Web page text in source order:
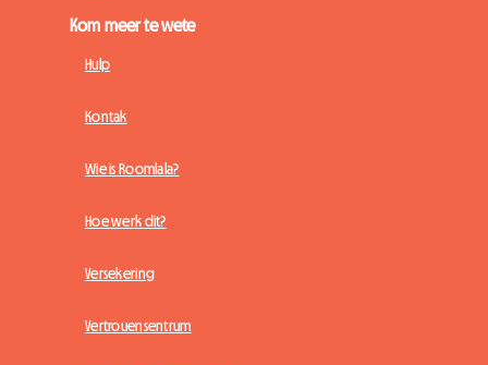
Kom meer te wete
Hulp
Kontak
Wie is Roomlala?
Hoe werk dit?
Versekering
Vertrouensentrum